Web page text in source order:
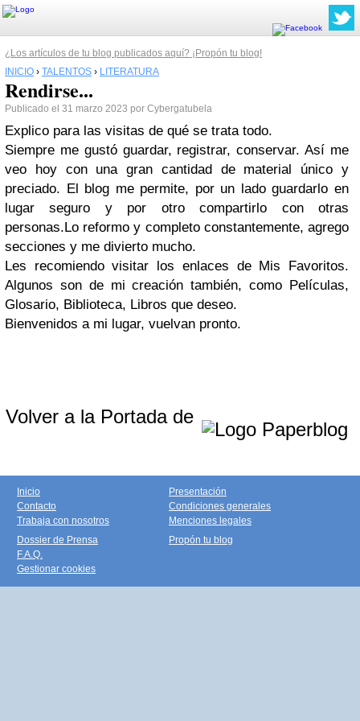
¿Los artículos de tu blog publicados aquí? ¡Propón tu blog!
INICIO › TALENTOS › LITERATURA
Rendirse...
Publicado el 31 marzo 2023 por Cybergatubela
Explico para las visitas de qué se trata todo.
Siempre me gustó guardar, registrar, conservar. Así me
veo hoy con una gran cantidad de material único y
preciado. El blog me permite, por un lado guardarlo en
lugar seguro y por otro compartirlo con otras
personas.Lo reformo y completo constantemente, agrego
secciones y me divierto mucho.
Les recomiendo visitar los enlaces de Mis Favoritos.
Algunos son de mi creación también, como Películas,
Glosario, Biblioteca, Libros que deseo.
Bienvenidos a mi lugar, vuelvan pronto.
Volver a la Portada de
Inicio
Contacto
Trabaja con nosotros
Presentación
Condiciones generales
Menciones legales
Dossier de Prensa
F.A.Q.
Gestionar cookies
Propón tu blog